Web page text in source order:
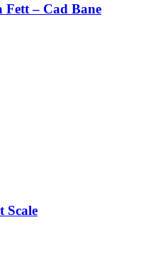
Fett – Cad Bane
Scale